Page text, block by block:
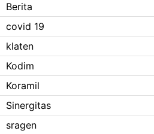
Berita
covid 19
klaten
Kodim
Koramil
Sinergitas
sragen